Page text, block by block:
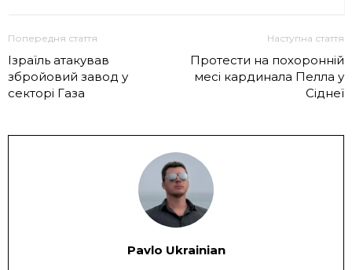
Попередня стаття
Ізраїль атакував
збройовий завод у
секторі Газа
Наступна стаття
Протести на похоронній
месі кардинала Пелла у
Сіднеї
Pavlo Ukrainian